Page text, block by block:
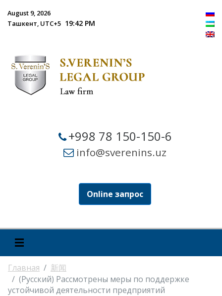
August 9, 2026
Ташкент, UTC+5 19:42 PM
+998 78 150-150-6
info@sverenins.uz
Online запрос
☰
Главная
新闻
(Русский) Рассмотрены меры по поддержке
устойчивой деятельности предприятий